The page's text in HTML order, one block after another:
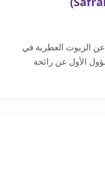
الزيوت العطرية في
الأول عن رائحة